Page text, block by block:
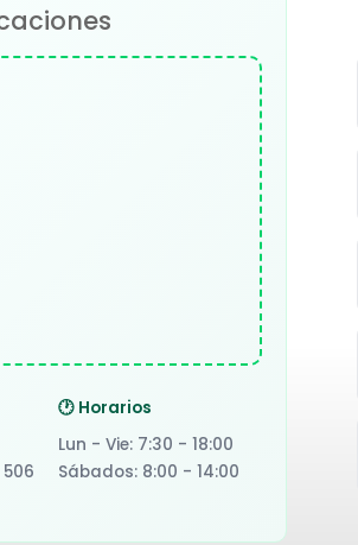
🕐 Horarios
Lun - Vie: 7:30 - 18:00
Sábados: 8:00 - 14:00